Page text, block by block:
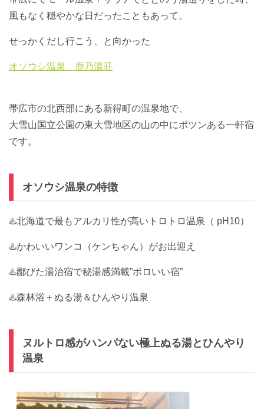
風もなく穏やかな日だったこともあって。
せっかくだし行こう、と向かった
オソウシ温泉 鹿乃湯荘
帯広市の北西部にある新得町の温泉地で、
大雪山国立公園の東大雪地区の山の中にポツンある一軒宿
です。
オソウシ温泉の特徴
♨️北海道で最もアルカリ性が高いトロトロ温泉（ pH10）
♨️かわいいワンコ（ケンちゃん）がお出迎え
♨️鄙びた湯治宿で秘湯感満載”ボロいい宿”
♨️森林浴＋ぬる湯＆ひんやり温泉
ヌルトロ感がハンパない極上ぬる湯とひんやり
温泉